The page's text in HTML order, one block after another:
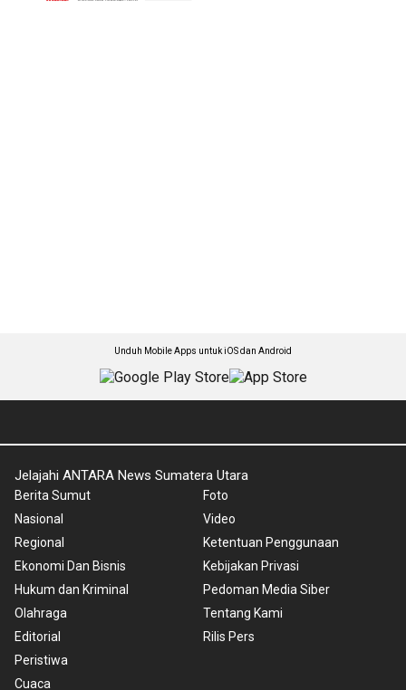
Unduh Mobile Apps untuk iOS dan Android
Jelajahi ANTARA News Sumatera Utara
Berita Sumut
Nasional
Regional
Ekonomi Dan Bisnis
Hukum dan Kriminal
Olahraga
Editorial
Peristiwa
Cuaca
Foto
Video
Ketentuan Penggunaan
Kebijakan Privasi
Pedoman Media Siber
Tentang Kami
Rilis Pers